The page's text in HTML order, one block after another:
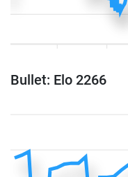
Bullet: Elo 2266